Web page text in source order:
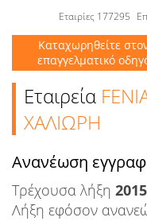
Εταιρίες 177295
Καταχωρηθείτε
επαγγελματικό
Εταιρείες
Κατάλογος
Αγγελίες
Βιβλία
Εταιρεία
ΧΑΛΙΩΡΗ
Aνανέωση
Τρέχουσα λήξη
Λήξη εφόσον